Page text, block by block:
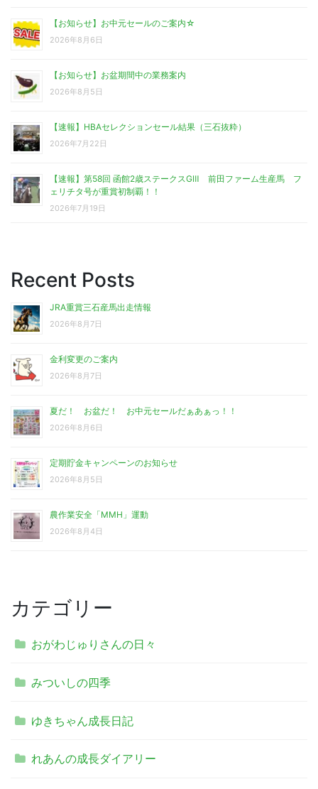
【お知らせ】お中元セールのご案内☆
2026年8月6日
【お知らせ】お盆期間中の業務案内
2026年8月5日
【速報】HBAセレクションセール結果（三石抜粋）
2026年7月22日
【速報】第58回 函館2歳ステークスGⅢ 前田ファーム生産馬 フ
ェリチタ号が重賞初制覇！！
2026年7月19日
Recent Posts
JRA重賞三石産馬出走情報
2026年8月7日
金利変更のご案内
2026年8月7日
夏だ！ お盆だ！ お中元セールだぁあぁっ！！
2026年8月6日
定期貯金キャンペーンのお知らせ
2026年8月5日
農作業安全「MMH」運動
2026年8月4日
カテゴリー
おがわじゅりさんの日々
みついしの四季
ゆきちゃん成長日記
れあんの成長ダイアリー